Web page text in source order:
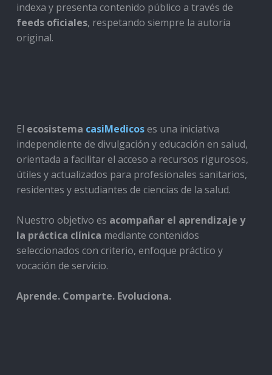
indexa y presenta contenido público a través de
feeds oficiales, respetando siempre la autoría
original.
El ecosistema casiMedicoses una iniciativa
independiente de divulgación y educación en salud,
orientada a facilitar el acceso a recursos rigurosos,
útiles y actualizados para profesionales sanitarios,
residentes y estudiantes de ciencias de la salud.
Nuestro objetivo es acompañar el aprendizaje y
la práctica clínica mediante contenidos
seleccionados con criterio, enfoque práctico y
vocación de servicio.
Aprende. Comparte. Evoluciona.